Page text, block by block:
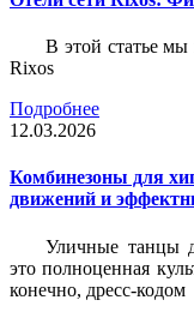
В этой статье мы
Rixos
Подробнее
12.03.2026
Комбинезоны для
движений и
Уличные танцы
это полноценная
конечно, дресс-кодом